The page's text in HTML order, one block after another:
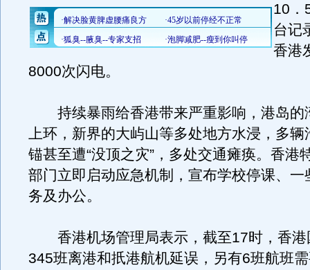
10．
台记
香港
8000次闪电。
持续暴雨给香港带来严重影响，港岛的
上环，新界的大屿山等多处地方水浸，多辆
锚甚至遭“没顶之灾”，多处交通瘫痪。香港
部门立即启动应急机制，宣布学校停课、一
务及办公。
香港机场管理局表示，截至17时，香港
345班离港和扺港航机延误，另有6班航班